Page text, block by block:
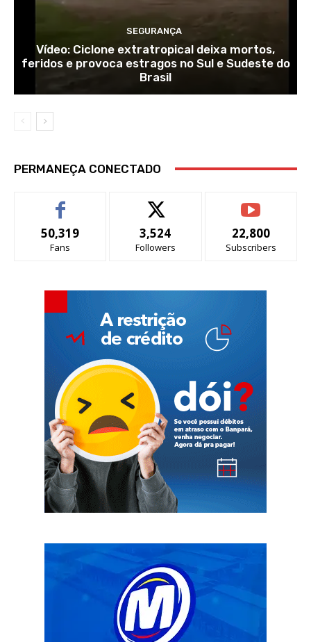
SEGURANÇA
Vídeo: Ciclone extratropical deixa mortos,
feridos e provoca estragos no Sul e Sudeste do
Brasil
PERMANEÇA CONECTADO
50,319
Fans
3,524
Followers
22,800
Subscribers